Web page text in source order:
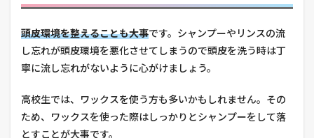
頭皮環境を整えることも大事です。シャンプーやリンスの流
し忘れが頭皮環境を悪化させてしまうので頭皮を洗う時は丁
寧に流し忘れがないように心がけましょう。
高校生では、ワックスを使う方も多いかもしれません。その
ため、ワックスを使った際はしっかりとシャンプーをして落
とすことが大事です。